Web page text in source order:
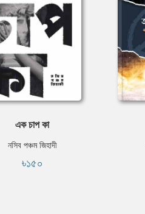
এক চাপ কা
নসিব পঞ্চম জিহাদী
৳১৫০